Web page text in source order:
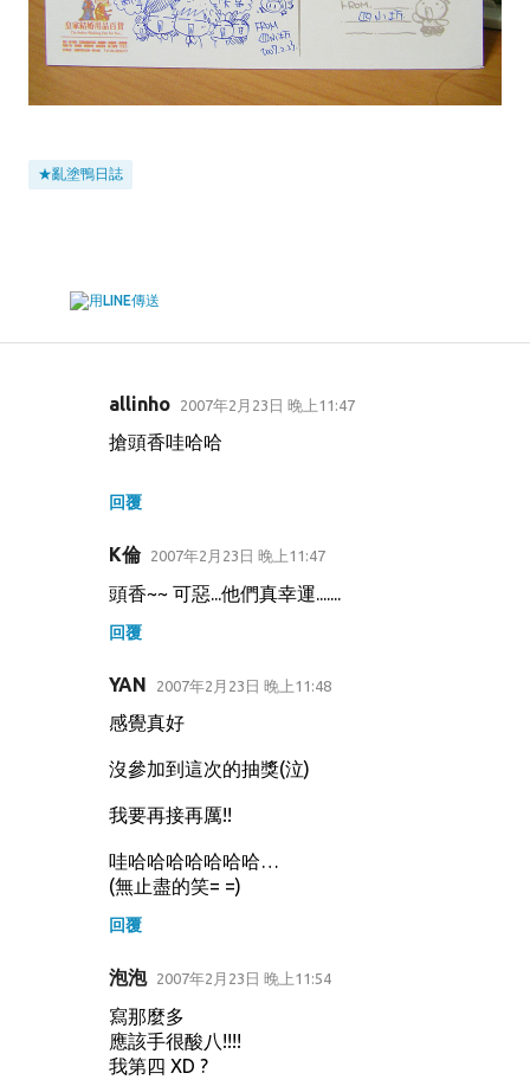
★亂塗鴨日誌
allinho 2007年2月23日 晚上11:47
搶頭香哇哈哈
回覆
K倫 2007年2月23日 晚上11:47
頭香~~ 可惡...他們真幸運.......
回覆
YAN 2007年2月23日 晚上11:48
感覺真好
沒參加到這次的抽獎(泣)
我要再接再厲!!
哇哈哈哈哈哈哈哈…
(無止盡的笑= =)
回覆
泡泡 2007年2月23日 晚上11:54
寫那麼多
應該手很酸八!!!!
我第四 XD ?